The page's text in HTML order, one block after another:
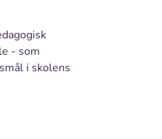
- som
i skolens